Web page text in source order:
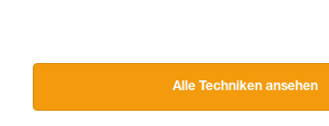
Alle Techniken ansehen